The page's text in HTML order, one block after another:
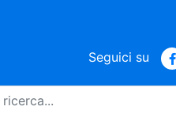
Seguici su